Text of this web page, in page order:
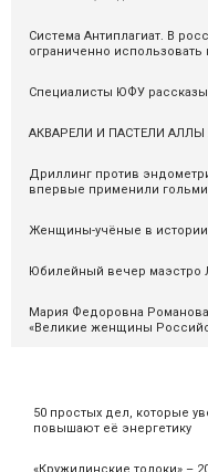
50 простых дел, которые
повышают её энергетику
Система Антиплагиат. В
ограниченно
Специалисты ЮФУ
АКВАРЕЛИ И ПАСТЕЛИ
Дриллинг против
впервые применили
Женщины-учёные в
Юбилейный вечер
Мария Федоровна
«Великие женщины